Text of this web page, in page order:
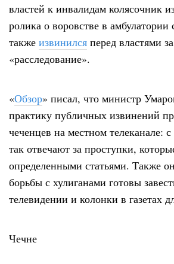
властей к инвалидам колясочник
ролика о воровстве в
также извинился перед властями
«расследование».
«Обзор» писал, что министр
практику публичных извинений
чеченцев на местном телеканале:
так отвечают за проступки,
определенными статьями. Также
борьбы с хулиганами готовы
телевидении и колонки в газетах
Чечне